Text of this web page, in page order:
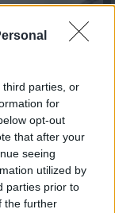
third parties, or
for
opt-out
that after your
seeing
utilized by
parties prior to
the further